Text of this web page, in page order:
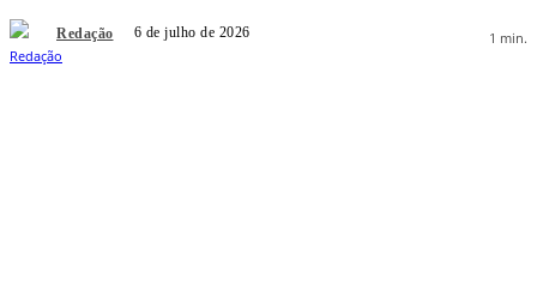
Redação 6 de julho de 2026 1 min.